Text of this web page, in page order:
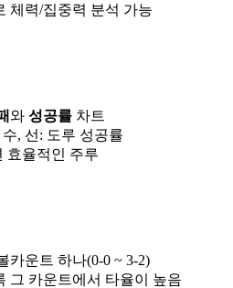
체력/집중력 분석 가능
와 성공률 차트
, 선: 도루 성공률
효율적인 주루
카운트 하나(0-0 ~ 3-2)
그 카운트에서 타율이 높음